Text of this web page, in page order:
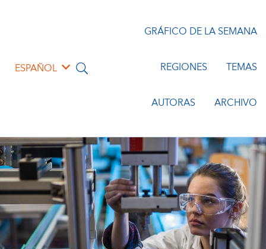
ESPAÑOL
GRÁFICO DE LA SEMANA
REGIONES TEMAS
AUTORAS ARCHIVO